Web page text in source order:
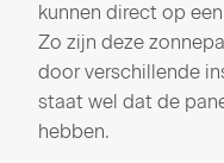
kunnen direct op
Zo zijn deze
door verschillende
staat wel dat de
hebben.